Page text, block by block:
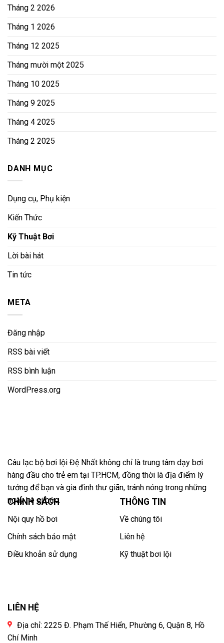
Tháng 2 2026
Tháng 1 2026
Tháng 12 2025
Tháng mười một 2025
Tháng 10 2025
Tháng 9 2025
Tháng 4 2025
Tháng 2 2025
DANH MỤC
Dụng cụ, Phụ kiện
Kiến Thức
Kỹ Thuật Bơi
Lời bài hát
Tin tức
META
Đăng nhập
RSS bài viết
RSS bình luận
WordPress.org
Câu lạc bộ bơi lội Đệ Nhất không chỉ là trung tâm dạy bơi
hàng đầu cho trẻ em tại TP.HCM, đồng thời là địa điểm lý
tưởng để bạn và gia đình thư giãn, tránh nóng trong những
ngày hè oi bức.
CHÍNH SÁCH
Nội quy hồ bơi
Chính sách bảo mật
Điều khoản sử dụng
THÔNG TIN
Về chúng tôi
Liên hệ
Kỹ thuật bơi lội
LIÊN HỆ
Địa chỉ: 2225 Đ. Phạm Thế Hiển, Phường 6, Quận 8, Hồ
Chí Minh